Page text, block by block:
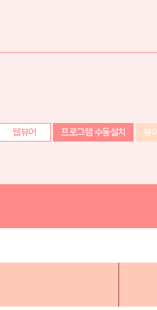
웹뷰어 프로그램 수동설치 뷰